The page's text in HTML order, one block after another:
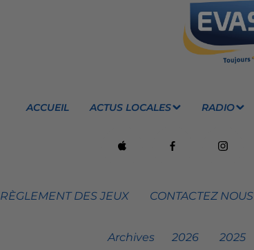
ACCUEIL ACTUS LOCALES RADIO
RÈGLEMENT DES JEUX CONTACTEZ NOUS
Archives 2026 2025